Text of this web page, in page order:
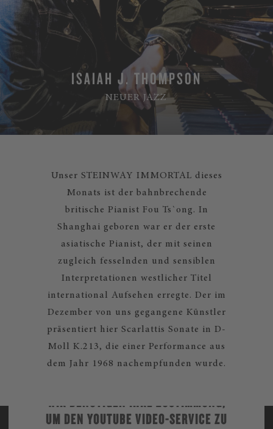
ISAIAH J. THOMPSON
NEUER JAZZ
Unser STEINWAY IMMORTAL dieses
Monats ist der bahnbrechende
britische Pianist Fou Ts`ong. In
Shanghai geboren war er der erste
asiatische Pianist, der mit seinen
zugleich fesselnden und sensiblen
Interpretationen westlicher Titel
international Aufsehen erregte. Der im
Dezember von uns gegangene Künstler
präsentiert hier Scarlattis Sonate in D-
Moll K.213, die einer Performance aus
dem Jahr 1968 nachempfunden wurde.
WIR BENÖTIGEN IHRE ZUSTIMMUNG,
UM DEN YOUTUBE VIDEO-SERVICE ZU